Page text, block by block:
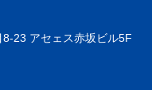
23 アセェス赤坂ビル5F